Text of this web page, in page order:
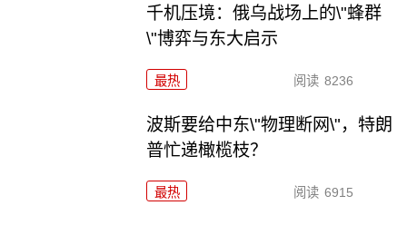
千机压境：俄乌战场上的\"蜂群
\"博弈与东大启示
最热 阅读 8236
波斯要给中东\"物理断网\"，特朗
普忙递橄榄枝？
最热 阅读 6915